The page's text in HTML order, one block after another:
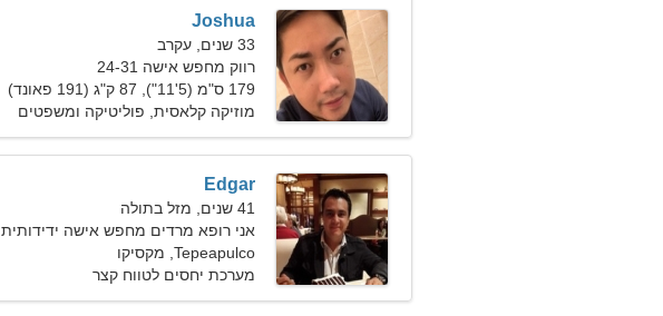
Joshua
33 שנים, עקרב
רווק מחפש אישה 24-31
179 ס"מ (5'11"), 87 ק"ג (191 פאונד)
מוזיקה קלאסית, פוליטיקה ומשפטים
Edgar
41 שנים, מזל בתולה
אני רופא מרדים מחפש אישה ידידותית
Tepeapulco, מקסיקו
מערכת יחסים לטווח קצר